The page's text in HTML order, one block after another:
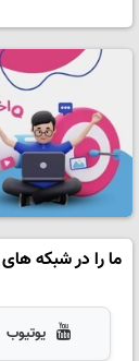
ما را در شبکه
یوتیوب